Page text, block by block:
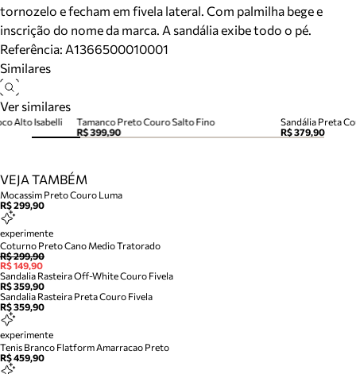
tornozelo e fecham em fivela lateral. Com palmilha bege e
inscrição do nome da marca. A sandália exibe todo o pé.
Referência: A1366500010001
Similares
Ver similares
Tamanco Preto Couro Salto Fino
R$ 399,90
Sandália Preta
R$ 379,90
Alto Isabelli
VEJA TAMBÉM
Mocassim Preto Couro Luma
R$ 299,90
experimente
Coturno Preto Cano Medio Tratorado
R$ 299,90
R$ 149,90
Sandalia Rasteira Off-White Couro Fivela
R$ 359,90
Sandalia Rasteira Preta Couro Fivela
R$ 359,90
experimente
Tenis Branco Flatform Amarracao Preto
R$ 459,90